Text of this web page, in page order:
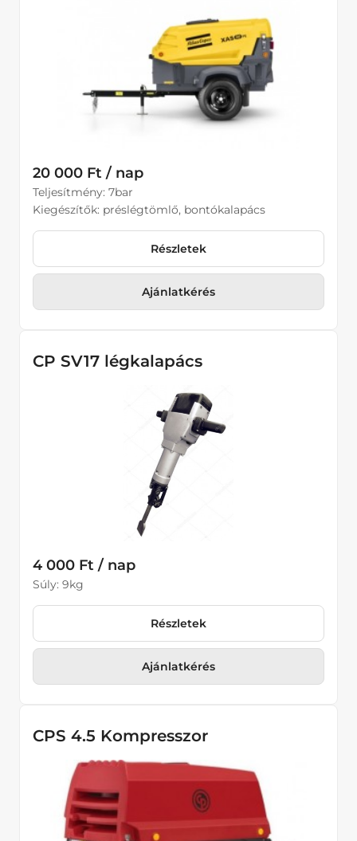
20 000 Ft / nap
Teljesítmény: 7bar
Kiegészítők: préslégtömlő, bontókalapács
Részletek
Ajánlatkérés
CP SV17 légkalapács
4 000 Ft / nap
Súly: 9kg
Részletek
Ajánlatkérés
CPS 4.5 Kompresszor